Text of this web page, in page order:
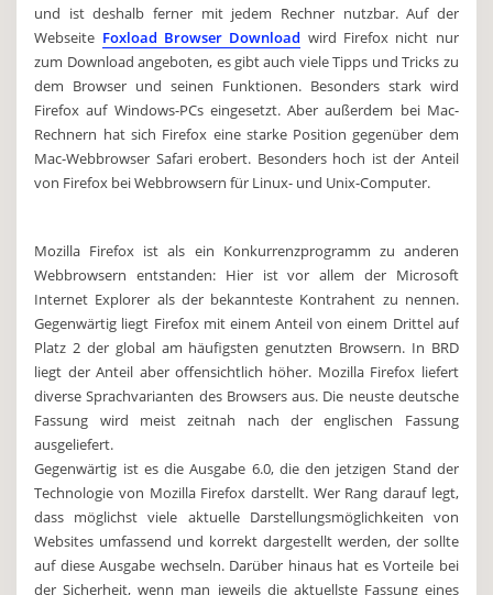
und ist deshalb ferner mit jedem Rechner nutzbar. Auf der
Webseite Foxload Browser Download wird Firefox nicht nur
zum Download angeboten, es gibt auch viele Tipps und Tricks zu
dem Browser und seinen Funktionen. Besonders stark wird
Firefox auf Windows-PCs eingesetzt. Aber außerdem bei Mac-
Rechnern hat sich Firefox eine starke Position gegenüber dem
Mac-Webbrowser Safari erobert. Besonders hoch ist der Anteil
von Firefox bei Webbrowsern für Linux- und Unix-Computer.
Mozilla Firefox ist als ein Konkurrenzprogramm zu anderen
Webbrowsern entstanden: Hier ist vor allem der Microsoft
Internet Explorer als der bekannteste Kontrahent zu nennen.
Gegenwärtig liegt Firefox mit einem Anteil von einem Drittel auf
Platz 2 der global am häufigsten genutzten Browsern. In BRD
liegt der Anteil aber offensichtlich höher. Mozilla Firefox liefert
diverse Sprachvarianten des Browsers aus. Die neuste deutsche
Fassung wird meist zeitnah nach der englischen Fassung
ausgeliefert.
Gegenwärtig ist es die Ausgabe 6.0, die den jetzigen Stand der
Technologie von Mozilla Firefox darstellt. Wer Rang darauf legt,
dass möglichst viele aktuelle Darstellungsmöglichkeiten von
Websites umfassend und korrekt dargestellt werden, der sollte
auf diese Ausgabe wechseln. Darüber hinaus hat es Vorteile bei
der Sicherheit, wenn man jeweils die aktuellste Fassung eines